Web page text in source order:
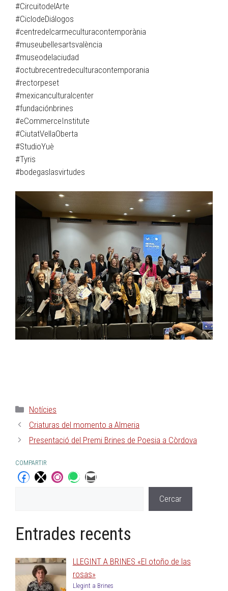
#CircuitodelArte
#CiclodeDiálogos
#centredelcarmeculturacontemporània
#museubellesartsvalència
#museodelaciudad
#octubrecentredeculturacontemporania
#rectorpeset
#mexicanculturalcenter
#fundaciónbrines
#eCommerceInstitute
#CiutatVellaOberta
#StudioYuè
#Tyris
#bodegaslasvirtudes
Notícies
Criaturas del momento a Almeria
Presentació del Premi Brines de Poesia a Còrdova
COMPARTIR
Cercar
Entrades recents
LLEGINT A BRINES «El otoño de las
rosas»
Llegint a Brines